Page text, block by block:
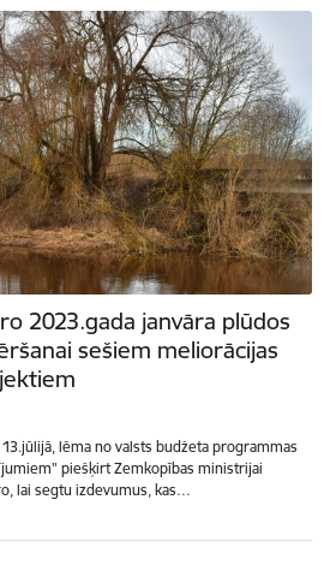
2023.gada janvāra plūdos
sešiem meliorācijas
lēma no valsts budžeta programmas
piešķirt Zemkopības ministrijai
lai segtu izdevumus, kas…